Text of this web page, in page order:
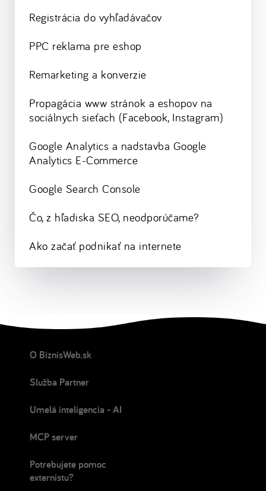
Registrácia do vyhľadávačov
PPC reklama pre eshop
Remarketing a konverzie
Propagácia www stránok a eshopov na
sociálnych sieťach (Facebook, Instagram)
Google Analytics a nadstavba Google
Analytics E-Commerce
Google Search Console
Čo, z hľadiska SEO, neodporúčame?
Ako začať podnikať na internete
O BiznisWeb.sk
Služba Partner
Umelá inteligencia - AI
MCP server
Potrebujete pomoc
externistu?